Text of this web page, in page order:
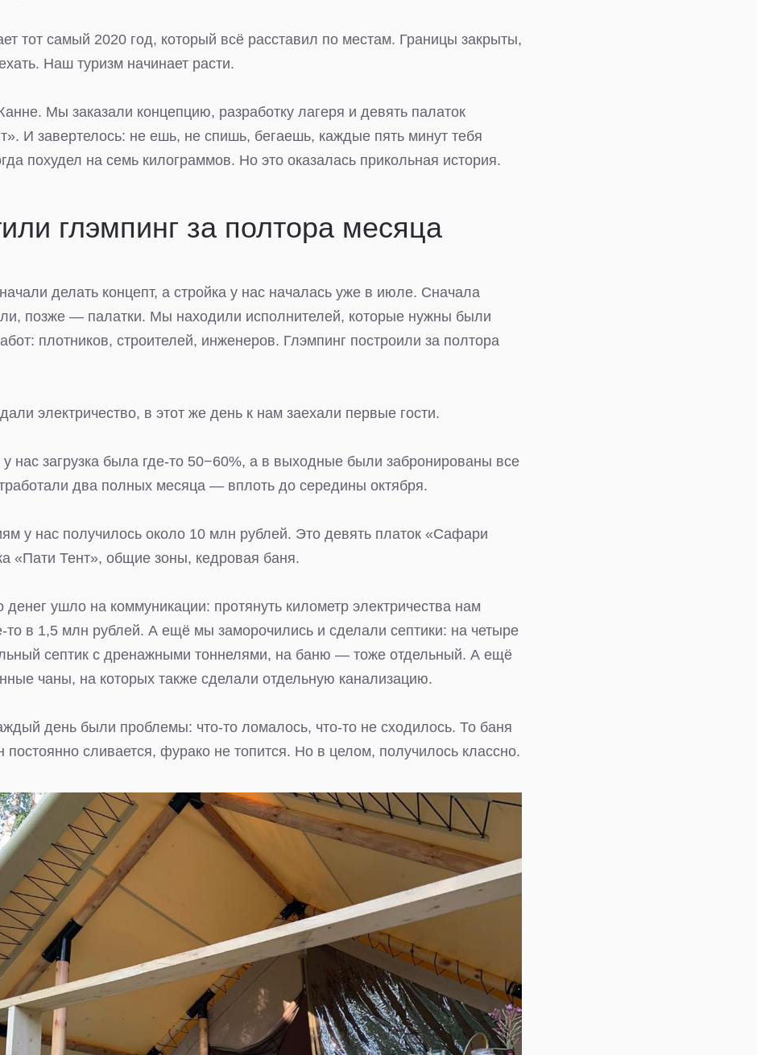
тот самый 2020 год, который всё расставил по местам. Границы закрыты,
Наш туризм начинает расти.
Мы заказали концепцию, разработку лагеря и девять палаток
И завертелось: не ешь, не спишь, бегаешь, каждые пять минут тебя
похудел на семь килограммов. Но это оказалась прикольная история.
глэмпинг за полтора месяца
делать концепт, а стройка у нас началась уже в июле. Сначала
позже — палатки. Мы находили исполнителей, которые нужны были
плотников, строителей, инженеров. Глэмпинг построили за полтора
электричество, в этот же день к нам заехали первые гости.
нас загрузка была где-то 50−60%, а в выходные были забронированы все
два полных месяца — вплоть до середины октября.
у нас получилось около 10 млн рублей. Это девять платок «Сафари
«Пати Тент», общие зоны, кедровая баня.
денег ушло на коммуникации: протянуть километр электричества нам
то в 1,5 млн рублей. А ещё мы заморочились и сделали септики: на четыре
септик с дренажными тоннелями, на баню — тоже отдельный. А ещё
чаны, на которых также сделали отдельную канализацию.
день были проблемы: что-то ломалось, что-то не сходилось. То баня
постоянно сливается, фурако не топится. Но в целом, получилось классно.